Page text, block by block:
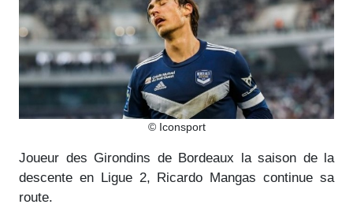
© Iconsport
Joueur des Girondins de Bordeaux la saison de la
descente en Ligue 2, Ricardo Mangas continue sa
route.